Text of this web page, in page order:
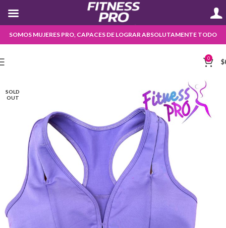
SOMOS MUJERES PRO, CAPACES DE LOGRAR ABSOLUTAMENTE TODO
0 $
SOLD
OUT